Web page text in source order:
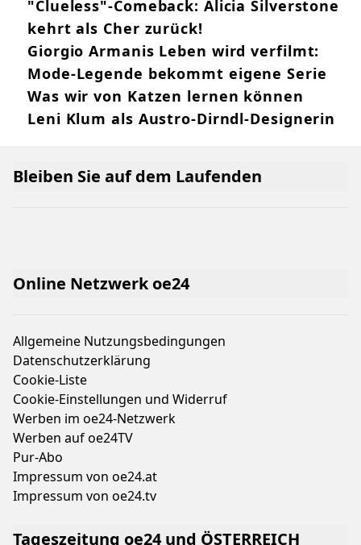
"Clueless"-Comeback: Alicia Silverstone
kehrt als Cher zurück!
Giorgio Armanis Leben wird verfilmt:
Mode-Legende bekommt eigene Serie
Was wir von Katzen lernen können
Leni Klum als Austro-Dirndl-Designerin
Online Netzwerk oe24
Allgemeine Nutzungsbedingungen
Datenschutzerklärung
Cookie-Liste
Cookie-Einstellungen und Widerruf
Werben im oe24-Netzwerk
Werben auf oe24TV
Pur-Abo
Impressum von oe24.at
Impressum von oe24.tv
Tageszeitung oe24 und ÖSTERREICH
Bleiben Sie auf dem Laufenden